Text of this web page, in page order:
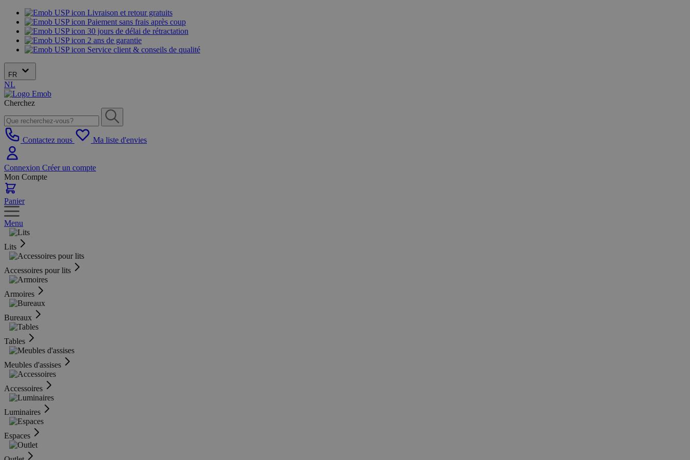
Livraison et retour gratuits
Paiement sans frais après coup
30 jours de délai de rétractation
2 ans de garantie
Service client & conseils de qualité
FR
NL
Cherchez
Contactez nous Ma liste d'envies
Connexion Créer un compte
Mon Compte
Panier
Menu
Lits
Accessoires pour lits
Armoires
Bureaux
Tables
Meubles d'assises
Accessoires
Luminaires
Espaces